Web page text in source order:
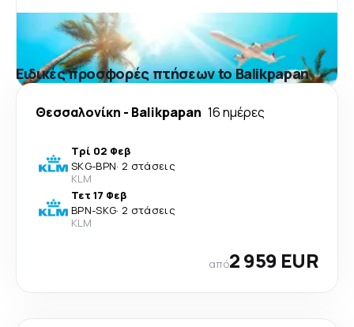
Ειδικές προσφορές πτήσεων to Balikpapan
Θεσσαλονίκη - Balikpapan 16 ημέρες
Τρί 02 Φεβ
SKG-BPN· 2 στάσεις
KLM
Τετ 17 Φεβ
BPN-SKG· 2 στάσεις
KLM
από2 959 EUR